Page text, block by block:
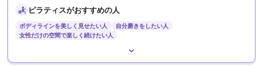
ピラティスがおすすめの人
ボディラインを美しく見せたい人
自分磨きをしたい人
女性だけの空間で楽しく続けたい人